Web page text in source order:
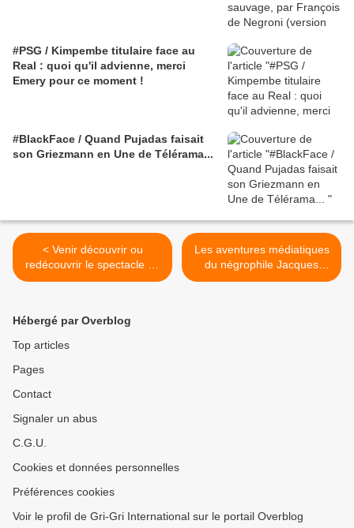
#PSG / Kimpembe titulaire face au
Real : quoi qu'il advienne, merci
Emery pour ce moment !
#BlackFace / Quand Pujadas faisait
son Griezmann en Une de Télérama...
< Venir découvrir ou
redécouvrir le spectacle de
FRANK TRUONG - LE
Les aventures médiatiques
du négrophile Jacques
Attali # 2 - Fatou Diome
Hébergé par Overblog
Top articles
Pages
Contact
Signaler un abus
C.G.U.
Cookies et données personnelles
Préférences cookies
Voir le profil de Gri-Gri International sur le portail Overblog